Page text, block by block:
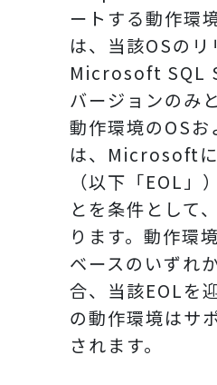
ートする動作環
は、当該OSの
Microsoft SQL
バージョンのみ
動作環境のOSお
は、Microsoft
（以下「EOL」
とを条件として
ります。動作環
ベースのいずれ
合、当該EOLを
の動作環境はサ
されます。